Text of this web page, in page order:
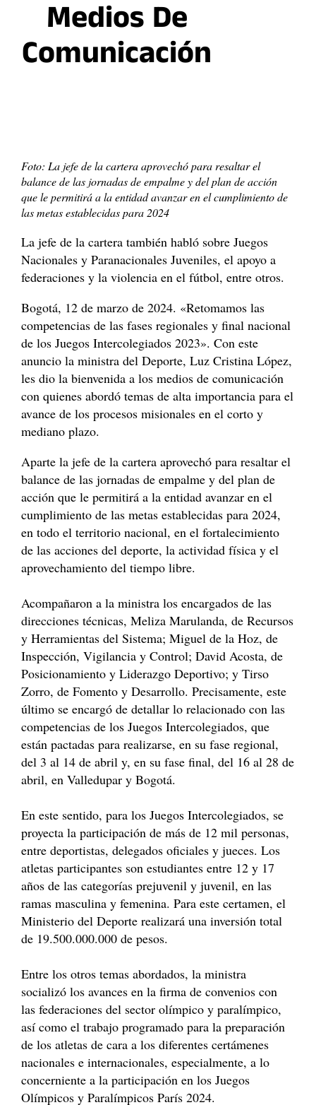
Medios De
Comunicación
Foto: La jefe de la cartera aprovechó para resaltar el
balance de las jornadas de empalme y del plan de acción
que le permitirá a la entidad avanzar en el cumplimiento de
las metas establecidas para 2024
La jefe de la cartera también habló sobre Juegos
Nacionales y Paranacionales Juveniles, el apoyo a
federaciones y la violencia en el fútbol, entre otros.
Bogotá, 12 de marzo de 2024. «Retomamos las
competencias de las fases regionales y final nacional
de los Juegos Intercolegiados 2023». Con este
anuncio la ministra del Deporte, Luz Cristina López,
les dio la bienvenida a los medios de comunicación
con quienes abordó temas de alta importancia para el
avance de los procesos misionales en el corto y
mediano plazo.
Aparte la jefe de la cartera aprovechó para resaltar el
balance de las jornadas de empalme y del plan de
acción que le permitirá a la entidad avanzar en el
cumplimiento de las metas establecidas para 2024,
en todo el territorio nacional, en el fortalecimiento
de las acciones del deporte, la actividad física y el
aprovechamiento del tiempo libre.
Acompañaron a la ministra los encargados de las
direcciones técnicas, Meliza Marulanda, de Recursos
y Herramientas del Sistema; Miguel de la Hoz, de
Inspección, Vigilancia y Control; David Acosta, de
Posicionamiento y Liderazgo Deportivo; y Tirso
Zorro, de Fomento y Desarrollo. Precisamente, este
último se encargó de detallar lo relacionado con las
competencias de los Juegos Intercolegiados, que
están pactadas para realizarse, en su fase regional,
del 3 al 14 de abril y, en su fase final, del 16 al 28 de
abril, en Valledupar y Bogotá.
En este sentido, para los Juegos Intercolegiados, se
proyecta la participación de más de 12 mil personas,
entre deportistas, delegados oficiales y jueces. Los
atletas participantes son estudiantes entre 12 y 17
años de las categorías prejuvenil y juvenil, en las
ramas masculina y femenina. Para este certamen, el
Ministerio del Deporte realizará una inversión total
de 19.500.000.000 de pesos.
Entre los otros temas abordados, la ministra
socializó los avances en la firma de convenios con
las federaciones del sector olímpico y paralímpico,
así como el trabajo programado para la preparación
de los atletas de cara a los diferentes certámenes
nacionales e internacionales, especialmente, a lo
concerniente a la participación en los Juegos
Olímpicos y Paralímpicos París 2024.